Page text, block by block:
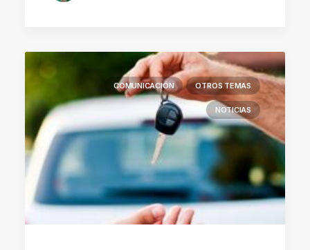
COMUNICACIÓN OTROS TEMAS
NOTICIAS